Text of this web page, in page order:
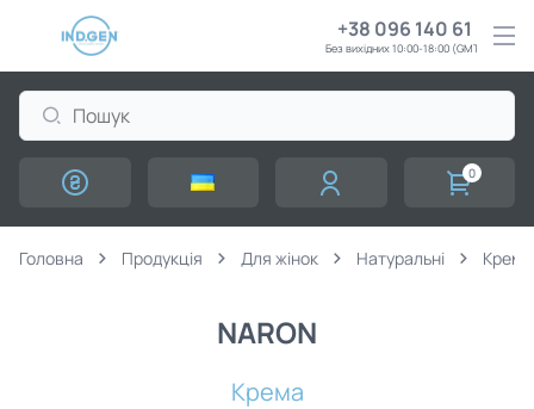
+38 096 140 61 61
Без вихідних 10:00-18:00 (GMT+3)
0
Головна Продукція Для жінок Натуральні Крема
NARON
Крема